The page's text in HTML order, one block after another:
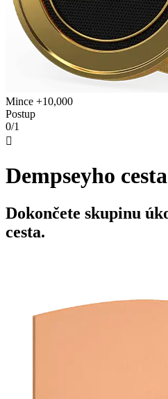
Mince +10,000
Postup
0/1

Dempseyho cesta
Dokončete skupinu
cesta.